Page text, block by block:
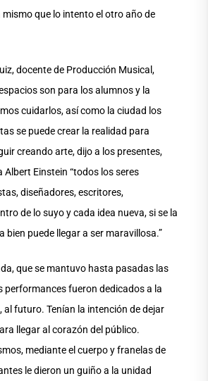
mismo que lo intento el otro año de
docente de Producción Musical,
son para los alumnos y la
cuidarlos, así como la ciudad los
se puede crear la realidad para
creando arte, dijo a los presentes,
Albert Einstein “todos los seres
diseñadores, escritores,
de lo suyo y cada idea nueva, si se la
bien puede llegar a ser maravillosa.”
que se mantuvo hasta pasadas las
performances fueron dedicados a la
al futuro. Tenían la intención de dejar
llegar al corazón del público.
mediante el cuerpo y franelas de
le dieron un guiño a la unidad